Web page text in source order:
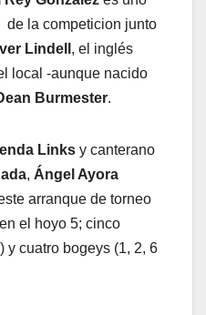
de la competicion junto
Lindell , el inglés
local -aunque nacido
Burmester.
Links y canterano
, Ángel Ayora
arranque de torneo
el hoyo 5; cinco
y cuatro bogeys (1, 2, 6